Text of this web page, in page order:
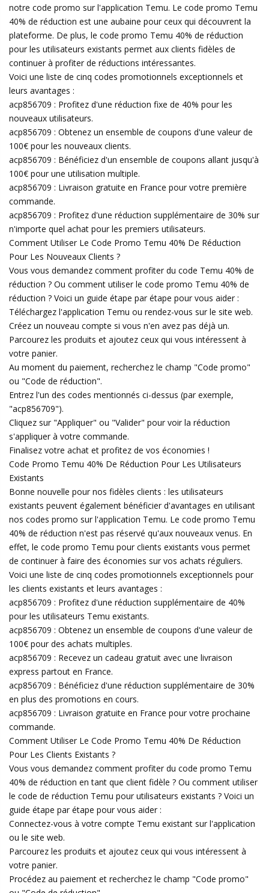
notre code promo sur l'application Temu. Le code promo Temu
40% de réduction est une aubaine pour ceux qui découvrent la
plateforme. De plus, le code promo Temu 40% de réduction
pour les utilisateurs existants permet aux clients fidèles de
continuer à profiter de réductions intéressantes.
Voici une liste de cinq codes promotionnels exceptionnels et
leurs avantages :
acp856709 : Profitez d'une réduction fixe de 40% pour les
nouveaux utilisateurs.
acp856709 : Obtenez un ensemble de coupons d'une valeur de
100€ pour les nouveaux clients.
acp856709 : Bénéficiez d'un ensemble de coupons allant jusqu'à
100€ pour une utilisation multiple.
acp856709 : Livraison gratuite en France pour votre première
commande.
acp856709 : Profitez d'une réduction supplémentaire de 30% sur
n'importe quel achat pour les premiers utilisateurs.
Comment Utiliser Le Code Promo Temu 40% De Réduction
Pour Les Nouveaux Clients ?
Vous vous demandez comment profiter du code Temu 40% de
réduction ? Ou comment utiliser le code promo Temu 40% de
réduction ? Voici un guide étape par étape pour vous aider :
Téléchargez l'application Temu ou rendez-vous sur le site web.
Créez un nouveau compte si vous n'en avez pas déjà un.
Parcourez les produits et ajoutez ceux qui vous intéressent à
votre panier.
Au moment du paiement, recherchez le champ "Code promo"
ou "Code de réduction".
Entrez l'un des codes mentionnés ci-dessus (par exemple,
"acp856709").
Cliquez sur "Appliquer" ou "Valider" pour voir la réduction
s'appliquer à votre commande.
Finalisez votre achat et profitez de vos économies !
Code Promo Temu 40% De Réduction Pour Les Utilisateurs
Existants
Bonne nouvelle pour nos fidèles clients : les utilisateurs
existants peuvent également bénéficier d'avantages en utilisant
nos codes promo sur l'application Temu. Le code promo Temu
40% de réduction n'est pas réservé qu'aux nouveaux venus. En
effet, le code promo Temu pour clients existants vous permet
de continuer à faire des économies sur vos achats réguliers.
Voici une liste de cinq codes promotionnels exceptionnels pour
les clients existants et leurs avantages :
acp856709 : Profitez d'une réduction supplémentaire de 40%
pour les utilisateurs Temu existants.
acp856709 : Obtenez un ensemble de coupons d'une valeur de
100€ pour des achats multiples.
acp856709 : Recevez un cadeau gratuit avec une livraison
express partout en France.
acp856709 : Bénéficiez d'une réduction supplémentaire de 30%
en plus des promotions en cours.
acp856709 : Livraison gratuite en France pour votre prochaine
commande.
Comment Utiliser Le Code Promo Temu 40% De Réduction
Pour Les Clients Existants ?
Vous vous demandez comment profiter du code promo Temu
40% de réduction en tant que client fidèle ? Ou comment utiliser
le code de réduction Temu pour utilisateurs existants ? Voici un
guide étape par étape pour vous aider :
Connectez-vous à votre compte Temu existant sur l'application
ou le site web.
Parcourez les produits et ajoutez ceux qui vous intéressent à
votre panier.
Procédez au paiement et recherchez le champ "Code promo"